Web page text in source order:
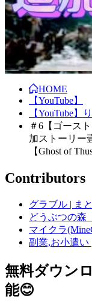
HOME
【YouTube】
【YouTube】
＃6【ゴース
加ストーリー
【Ghost of
Contributors
グラブル | ま
どうぶつの森
マイクラ
副業,お小遣い
無料ダウン
能😊